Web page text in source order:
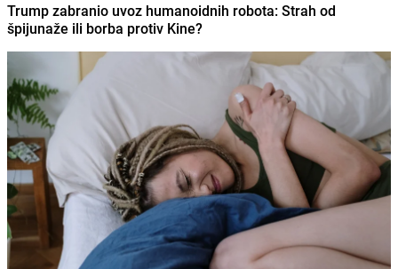
Trump zabranio uvoz humanoidnih robota: Strah od
špijunaže ili borba protiv Kine?